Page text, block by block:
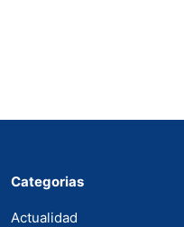
Categorias
Actualidad